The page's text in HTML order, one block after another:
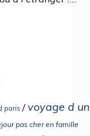
paris /voyage d un
pas cher en famille